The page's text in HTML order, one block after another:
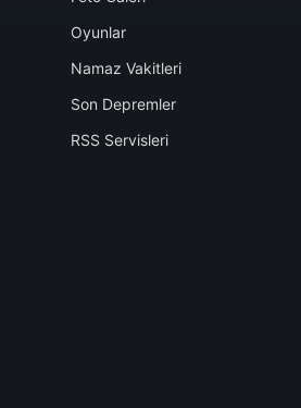
Oyunlar
Namaz Vakitleri
Son Depremler
RSS Servisleri